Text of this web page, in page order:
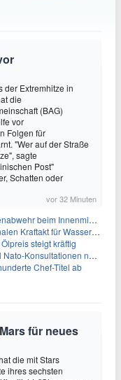
der Extremhitze in
die
(BAG)
vor
Folgen für
"Wer auf der Straße
sagte
Post"
Schatten oder
vor 32 Minuten
beim Innenministerium
für Wasserversorgung
steigt kräftig
nach Drohnenfund
Chef-Titel ab
für neues
die mit Stars
ihres sechsten